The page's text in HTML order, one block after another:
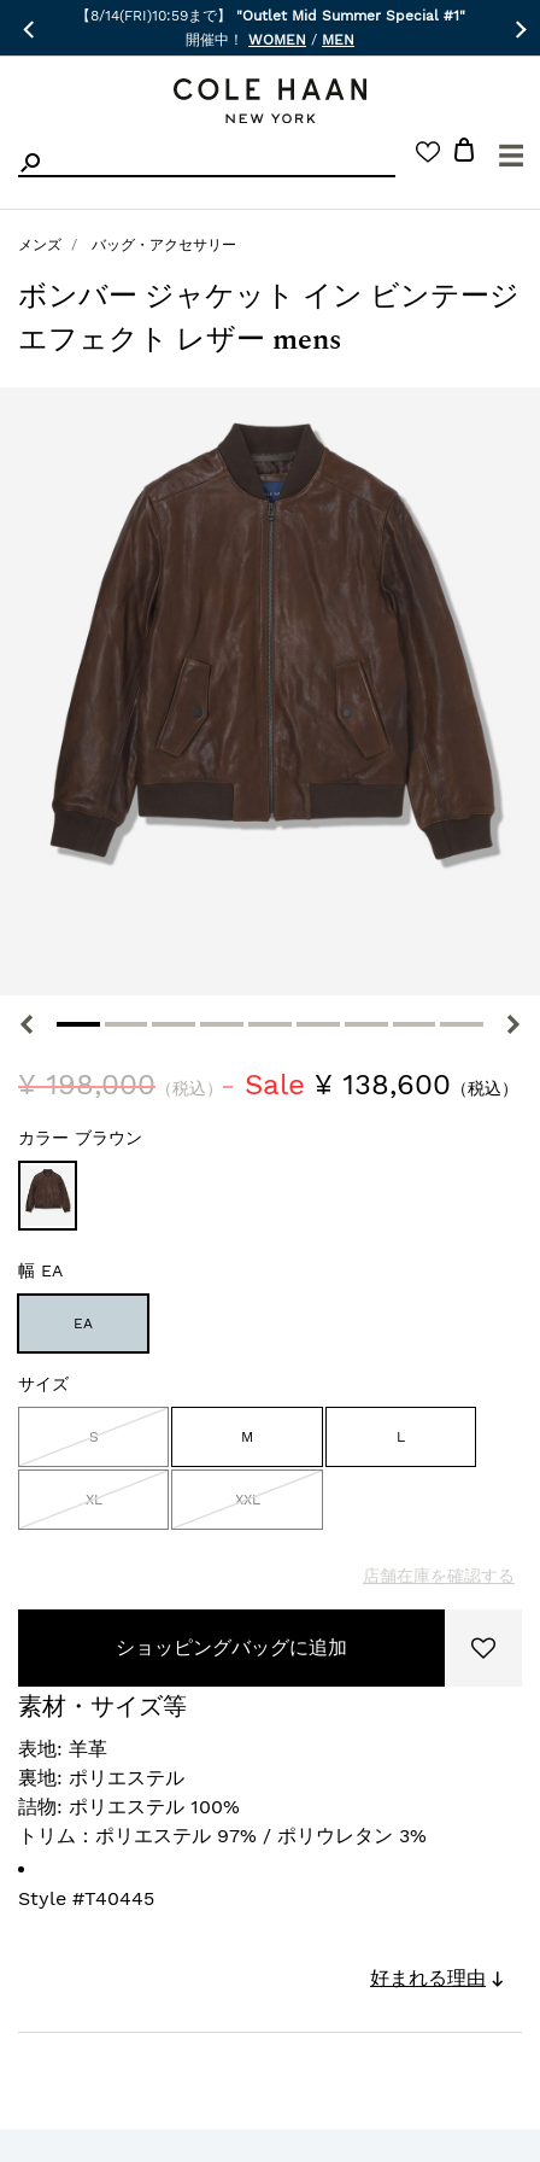
【8/14(FRI)10:59まで】
"Outlet Mid Summer Special #1"
開催中！ WOMEN / MEN
☰
メンズ バッグ・アクセサリー
ボンバー ジャケット イン ビンテージ
エフェクト レザー mens
¥ 198,000 （税込） Sale ¥ 138,600 （税込）
カラー ブラウン
幅 EA
EA
サイズ
S M L
XL XXL
店舗在庫を確認する
ショッピングバッグに追加
素材・サイズ等
表地: 羊革
裏地: ポリエステル
詰物: ポリエステル 100%
トリム：ポリエステル 97% / ポリウレタン 3%
Style #T40445
好まれる理由